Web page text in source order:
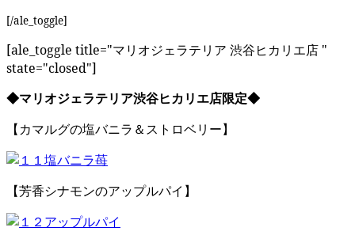
[/ale_toggle]
[ale_toggle title="マリオジェラテリア 渋谷ヒカリエ店 "
state="closed"]
◆マリオジェラテリア渋谷ヒカリエ店限定◆
【カマルグの塩バニラ＆ストロベリー】
【芳香シナモンのアップルパイ】